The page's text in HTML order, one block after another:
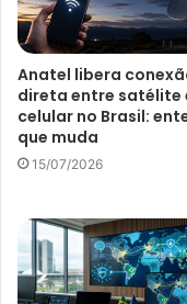
Anatel libera
direta entre satélite
celular no Brasil:
que muda
15/07/2026